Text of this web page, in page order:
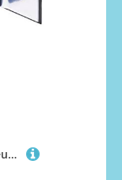
alles-meine.de GmbH A4 - Zeugnismappe/Dokumentenmappe - Zeugnisse Globus & Erde - Kunst-Leder Effekt - blau/türkis - inkl. Name - GEBUNDEN mit 20 festen Seiten- A 4..